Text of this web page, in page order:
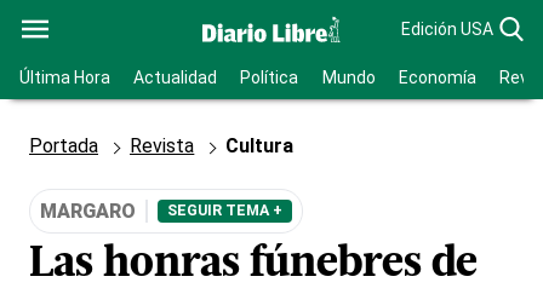
Edición USA
Última Hora Actualidad Política Mundo Economía
Portada Revista Cultura
MARGARO SEGUIR TEMA +
Las honras fúnebres de